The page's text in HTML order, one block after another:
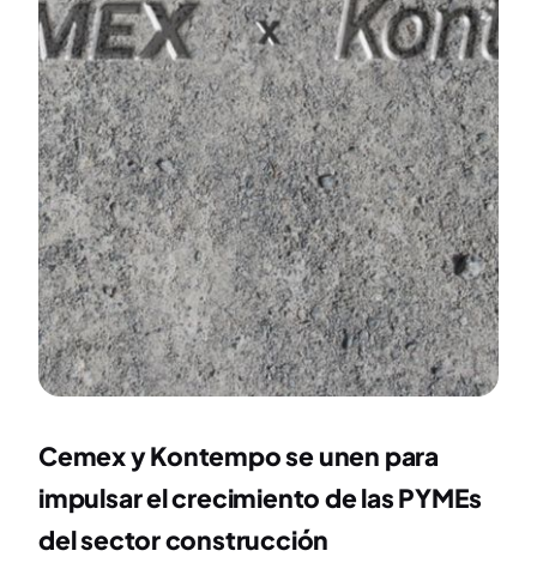
Cemex y Kontempo se unen para
impulsar el crecimiento de las PYMEs
del sector construcción